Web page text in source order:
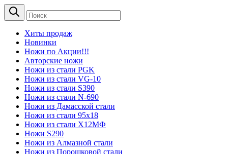
Хиты продаж
Новинки
Ножи по Акции!!!
Авторские ножи
Ножи из стали PGK
Ножи из стали VG-10
Ножи из стали S390
Ножи из стали N-690
Ножи из Дамасской стали
Ножи из стали 95х18
Ножи из стали Х12МФ
Ножи S290
Ножи из Алмазной стали
Ножи из Порошковой стали